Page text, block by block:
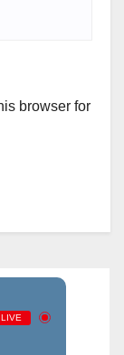
browser for
LIVE